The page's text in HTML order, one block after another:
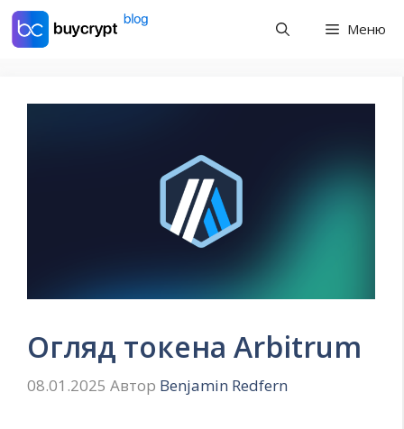
Перейти
до
Меню
Огляд токена Arbitrum
08.01.2025 Автор Benjamin Redfern